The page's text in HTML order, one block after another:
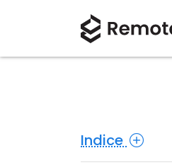
Indice